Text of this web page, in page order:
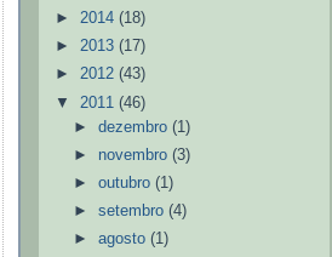
► 2014 (18)
► 2013 (17)
► 2012 (43)
▼ 2011 (46)
►dezembro(1)
► novembro(3)
►outubro(1)
►setembro(4)
►agosto(1)